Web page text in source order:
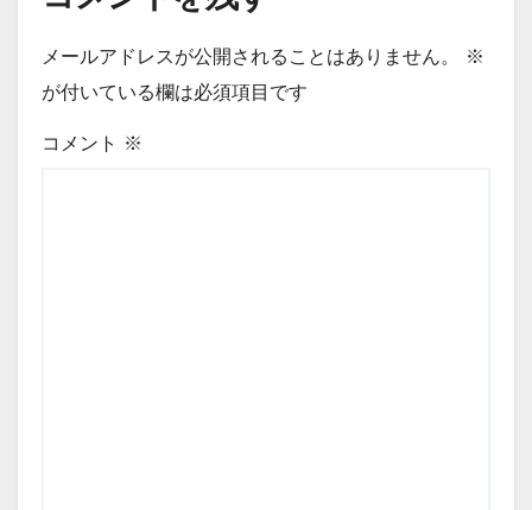
メールアドレスが公開されることはありません。
※
が付いている欄は必須項目です
コメント ※